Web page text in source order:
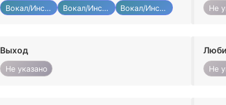
Вокал/Инструмент Вокал/Инструмент Вокал/Инструмент Не
Выход
Не указано Не